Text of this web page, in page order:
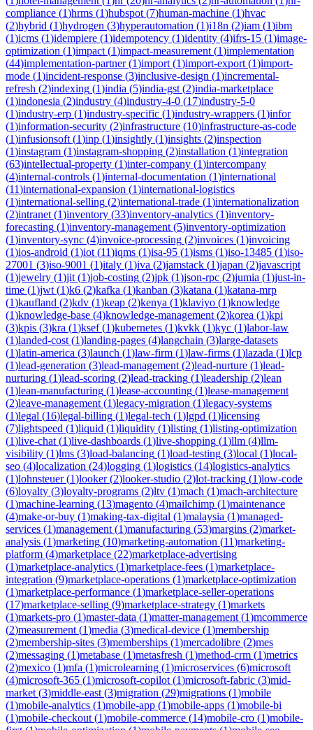
compliance (1)hrms (1)hubspot (7)human-machine (1)hvac
(2)hybrid (1)hydrogen (3)hyperautomation (1)i18n (2)iam (1)ibm
(1)icms (1)idempiere (1)idempotency (1)identity (4)ifrs-15 (1)image-
optimization (1)impact (1)impact-measurement (1)implementation
(44)implementation-partner(1)import (1)import-export (1)import-
mode (1)incident-response (3)inclusive-design (1)incremental-
refresh (2)indexing (1)india (5)india-gst (2)india-marketplace
(1)indonesia (2)industry (4)industry-4-0 (17)industry-5-0
(1)industry-erp (1)industry-specific (1)industry-wrappers (1)infor
(1)information-security (2)infrastructure (10)infrastructure-as-code
(1)infusionsoft (1)inp (1)insightly (1)insights (2)inspection
(1)instagram (1)instagram-shopping (2)installation (1)integration
(63)intellectual-property (1)inter-company (1)intercompany
(4)internal-controls (1)internal-documentation (1)international
(11)international-expansion (1)international-logistics
(1)international-selling (2)international-trade (1)internationalization
(2)intranet (1)inventory (33)inventory-analytics (1)inventory-
forecasting (1)inventory-management (5)inventory-optimization
(1)inventory-sync (4)invoice-processing (2)invoices (1)invoicing
(1)ios-android (1)iot (11)iqms (1)isa-95 (1)isms (1)iso-13485 (1)iso-
27001 (3)iso-9001 (1)italy (1)iva (2)jamstack (1)japan (2)javascript
(1)jewelry (1)jit (1)job-costing (2)jpk (1)json-rpc (2)jumia (1)just-in-
time (1)jwt (1)k6 (2)kafka (1)kanban (3)katana (1)katana-mrp
(1)kaufland (2)kdv (1)keap (2)kenya (1)klaviyo (1)knowledge
(1)knowledge-base (4)knowledge-management (2)korea (1)kpi
(3)kpis (3)kra (1)ksef(1)kubernetes (1)kvkk (1)kyc (1)labor-law
(1)landed-cost (1)landing-pages (4)langchain (3)large-datasets
(1)latin-america (3)launch (1)law-firm (1)law-firms (1)lazada (1)lcp
(1)lead-generation (3)lead-management (2)lead-nurture (1)lead-
nurturing (1)lead-scoring (2)lead-tracking (1)leadership (2)lean
(1)lean-manufacturing (1)lease-accounting (1)lease-management
(2)leave-management (1)legacy-migration (1)legacy-systems
(1)legal (16)legal-billing (1)legal-tech (1)lgpd (1)licensing
(7)lightspeed (1)liquid (1)liquidity (1)listing (1)listing-optimization
(1)live-chat (1)live-dashboards (1)live-shopping (1)llm (4)llm-
visibility (1)lms (3)load-balancing (1)load-testing (3)local (1)local-
seo (4)localization (24)logging (1)logistics (14)logistics-analytics
(1)lohnsteuer(1)looker(2)looker-studio (2)lot-tracking (1)low-code
(6)loyalty (3)loyalty-programs (2)ltv (1)mach (1)mach-architecture
(1)machine-learning (13)magento (4)mailchimp (1)maintenance
(4)make-or-buy (1)making-tax-digital (1)malaysia (1)managed-
services (1)management (1)manufacturing (53)margins (2)market-
analysis (1)marketing (10)marketing-automation (11)marketing-
platform (4)marketplace (22)marketplace-advertising
(1)marketplace-analytics (1)marketplace-fees (1)marketplace-
integration (9)marketplace-operations (1)marketplace-optimization
(1)marketplace-performance (1)marketplace-seller-operations
(17)marketplace-selling (9)marketplace-strategy (1)markets
(1)markets-pro (1)master-data (1)matter-management (1)mcommerce
(2)measurement (1)media (3)medical-device (1)membership
(2)membership-sites (3)memberships (1)mercadolibre (2)mes
(2)messaging (1)metabase (1)metasfresh (1)method-crm (1)metrics
(2)mexico (1)mfa (1)microlearning (1)microservices (6)microsoft
(4)microsoft-365 (1)microsoft-copilot (1)microsoft-fabric (3)mid-
market (3)middle-east (3)migration (29)migrations (1)mobile
(1)mobile-analytics (1)mobile-app (1)mobile-apps (1)mobile-bi
(1)mobile-checkout (1)mobile-commerce (14)mobile-cro (1)mobile-